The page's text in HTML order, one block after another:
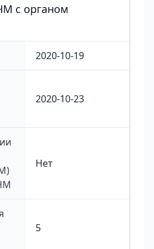
с органом
2020-10-19
2020-10-23
Нет
5